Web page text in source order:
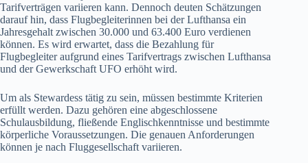
Tarifverträgen variieren kann. Dennoch deuten Schätzungen
darauf hin, dass Flugbegleiterinnen bei der Lufthansa ein
Jahresgehalt zwischen 30.000 und 63.400 Euro verdienen
können. Es wird erwartet, dass die Bezahlung für
Flugbegleiter aufgrund eines Tarifvertrags zwischen Lufthansa
und der Gewerkschaft UFO erhöht wird.
Um als Stewardess tätig zu sein, müssen bestimmte Kriterien
erfüllt werden. Dazu gehören eine abgeschlossene
Schulausbildung, fließende Englischkenntnisse und bestimmte
körperliche Voraussetzungen. Die genauen Anforderungen
können je nach Fluggesellschaft variieren.